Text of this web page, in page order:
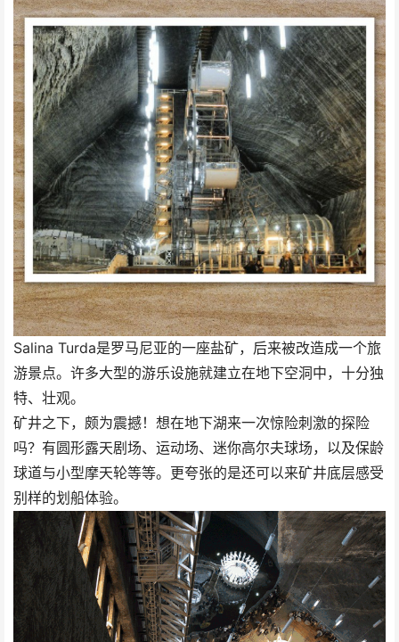
Salina Turda是罗马尼亚的一座盐矿，后来被改造成一个旅
游景点。许多大型的游乐设施就建立在地下空洞中，十分独
特、壮观。
矿井之下，颇为震撼！想在地下湖来一次惊险刺激的探险
吗？有圆形露天剧场、运动场、迷你高尔夫球场，以及保龄
球道与小型摩天轮等等。更夸张的是还可以来矿井底层感受
别样的划船体验。